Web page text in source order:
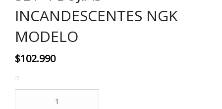
INCANDESCENTES NGK
MODELO
$102.990